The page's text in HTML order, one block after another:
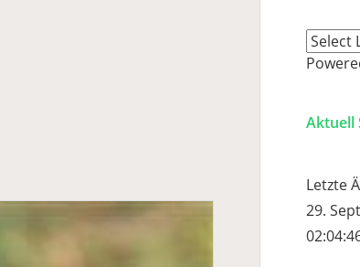
Aktuell
Letzte
29.